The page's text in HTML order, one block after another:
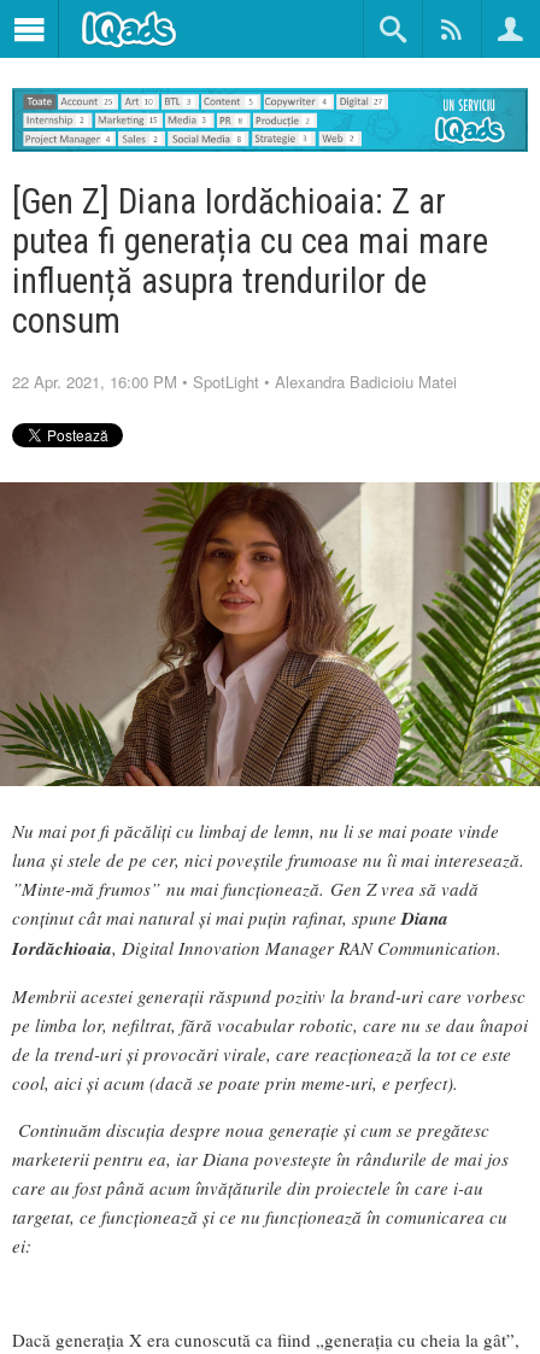
[Gen Z] Diana Iordăchioaia: Z ar
putea fi generația cu cea mai mare
influență asupra trendurilor de
consum
22 Apr. 2021, 16:00 PM • SpotLight • Alexandra Badicioiu Matei
Nu mai pot fi păcăliți cu limbaj de lemn, nu li se mai poate vinde
luna și stele de pe cer, nici poveștile frumoase nu îi mai interesează.
”Minte-mă frumos” nu mai funcționează. Gen Z vrea să vadă
conținut cât mai natural și mai puțin rafinat, spune Diana
Iordăchioaia, Digital Innovation Manager RAN Communication.
Membrii acestei generații răspund pozitiv la brand-uri care vorbesc
pe limba lor, nefiltrat, fără vocabular robotic, care nu se dau înapoi
de la trend-uri și provocări virale, care reacționează la tot ce este
cool, aici și acum (dacă se poate prin meme-uri, e perfect).
Continuăm discuția despre noua generație și cum se pregătesc
marketerii pentru ea, iar Diana povestește în rândurile de mai jos
care au fost până acum învățăturile din proiectele în care i-au
targetat, ce funcționează și ce nu funcționează în comunicarea cu
ei:
Dacă generația X era cunoscută ca fiind „generația cu cheia la gât”,